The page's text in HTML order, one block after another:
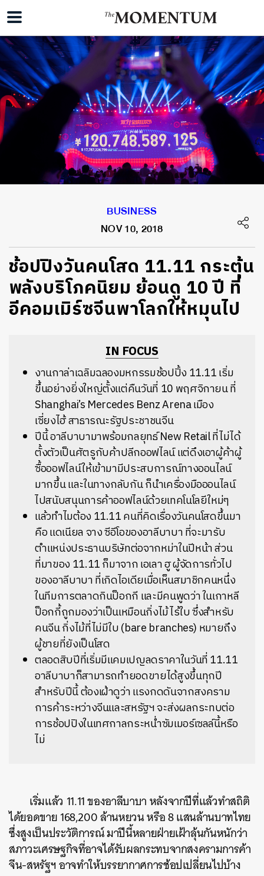
BUSINESS
NOV 10, 2018
ช้อปปิงวันคนโสด 11.11 กระตุ้น
พลังบริโภคนิยม ย้อนดู 10 ปี ที่
อีคอมเมิร์ซจีนพาโลกให้หมุนไป
IN FOCUS
งานกาล่าเฉลิมฉลองมหกรรมช้อปปิ้ง 11.11 เริ่ม
ขึ้นอย่างยิ่งใหญ่ตั้งแต่คืนวันที่ 10 พฤศจิกายน ที่
Shanghai’s Mercedes Benz Arena เมือง
เซี่ยงไฮ้ สาธารณะรัฐประชาชนจีน
ปีนี้ อาลีบาบามาพร้อมกลยุทธ์ New Retail ที่ไม่ได้
ตั้งตัวเป็นศัตรูกับค้าปลีกออฟไลน์ แต่ดึงเอาผู้ค้าผู้
ซื้อออฟไลน์ให้เข้ามามีประสบการณ์ทางออนไลน์
มากขึ้น และในทางกลับกัน ก็นำเครื่องมือออนไลน์
ไปสนับสนุนการค้าออฟไลน์ด้วยเทคโนโลยีใหม่ๆ
แล้วทำไมต้อง 11.11 คนที่คิดเรื่องวันคนโสดขึ้นมา
คือ แดเนียล จาง ซีอีโอของอาลีบาบา ที่จะมารับ
ตำแหน่งประธานบริษัทต่อจากหม่าในปีหน้า ส่วน
ที่มาของ 11.11 ก็มาจาก เอเลา ฮู ผู้จัดการทั่วไป
ของอาลีบาบา ที่เกิดไอเดียเมื่อเห็นสมาชิกคนหนึ่ง
ในทีมการตลาดกินป็อกกี และมีคนพูดว่า ในเกาหลี
ป็อกกี้ถูกมองว่าเป็นเหมือนกิ่งไม้ไร้ใบ ซึ่งสำหรับ
คนจีน กิ่งไม้ที่ไม่มีใบ (bare branches) หมายถึง
ผู้ชายที่ยังเป็นโสด
ตลอดสิบปีที่เริ่มมีแคมเปญลดราคาในวันที่ 11.11
อาลีบาบาก็สามารถทำยอดขายได้สูงขึ้นทุกปี
สำหรับปีนี้ ต้องเฝ้าดูว่า แรงกดดันจากสงคราม
การค้าระหว่างจีนและสหรัฐฯ จะส่งผลกระทบต่อ
การช้อปปิงในเทศกาลกระหน่ำซัมเมอร์เซลล์นี้หรือ
ไม่
เริ่มแล้ว 11.11 ของอาลีบาบา หลังจากปีที่แล้วทำสถิติ
ได้ยอดขาย 168,200 ล้านหยวน หรือ 8 แสนล้านบาทไทย
ซึ่งสูงเป็นประวัติการณ์ มาปีนี้หลายฝ่ายเฝ้าลุ้นกันหนักว่า
สภาวะเศรษฐกิจที่อาจได้รับผลกระทบจากสงครามการค้า
จีน-สหรัฐฯ อาจทำให้บรรยากาศการช้อปเปลี่ยนไปบ้าง